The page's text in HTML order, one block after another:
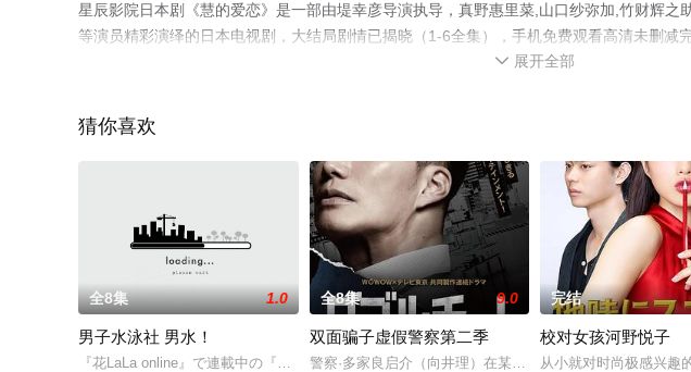
星辰影院日本剧《慧的爱恋》是一部由堤幸彦导演执导，真野惠里菜,山口纱弥加,竹财辉之
等演员精彩演绎的日本电视剧，大结局剧情已揭晓（1-6全集），手机免费观看高清未删减
 展开全部
猜你喜欢
全8集 1.0
男子水泳社 男水！
『花LaLa online』で連載中の『男水！』は、都立東ヶ丘高校の弱小水泳部を描いた青春漫画。
全8集 9.0
双面骗子虚假警察第二季
警察·多家良启介（向井理）在某个商店街的派出所工作，
完结
校对女孩河野悦子
从小就对时尚极感兴趣